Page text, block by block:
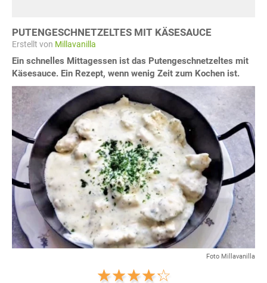
PUTENGESCHNETZELTES MIT KÄSESAUCE
Erstellt von Millavanilla
Ein schnelles Mittagessen ist das Putengeschnetzeltes mit
Käsesauce. Ein Rezept, wenn wenig Zeit zum Kochen ist.
Foto Millavanilla